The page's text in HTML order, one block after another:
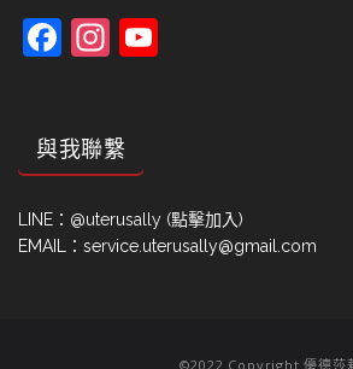
Facebook
Instagram
與我聯繫
LINE： @uterusally (點擊加入)
EMAIL：service.uterusally@gmail.com
©2022 Copyright 優德莎